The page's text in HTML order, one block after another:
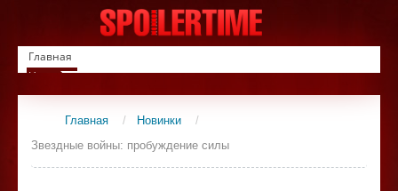
Главная
Новинки
Список фильмов
СериалыГлавная / Новинки
/
Звездные войны: пробуждение силы